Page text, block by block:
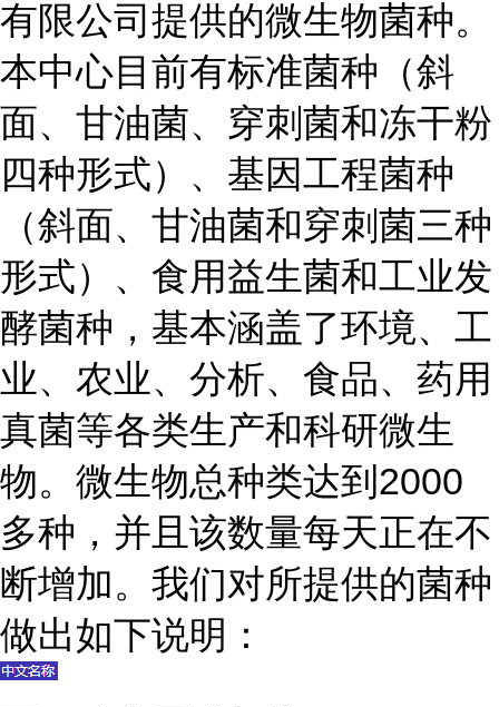
有限公司提供的微生物菌种。
本中心目前有标准菌种（斜
面、甘油菌、穿刺菌和冻干粉
四种形式）、基因工程菌种
（斜面、甘油菌和穿刺菌三种
形式）、食用益生菌和工业发
酵菌种，基本涵盖了环境、工
业、农业、分析、食品、药用
真菌等各类生产和科研微生
物。微生物总种类达到2000
多种，并且该数量每天正在不
断增加。我们对所提供的菌种
做出如下说明：